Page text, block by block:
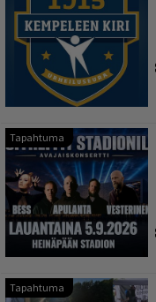
Tapahtuma
Tapahtuma